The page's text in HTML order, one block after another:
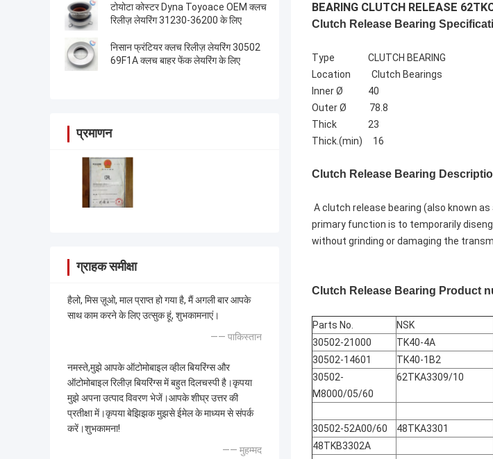
टोयोटा कोस्टर Dyna Toyoace OEM क्लच
रिलीज़ लेयरिंग 31230-36200 के लिए
निसान फ्रंटियर क्लच रिलीज़ लेयरिंग 30502
69F1A क्लच बाहर फेंक लेयरिंग के लिए
प्रमाणन
ग्राहक समीक्षा
हैलो, मिस ज़ूओ, माल प्राप्त हो गया है, मैं अगली बार आपके
साथ काम करने के लिए उत्सुक हूं, शुभकामनाएं।
—— पाकिस्तान
नमस्ते,मुझे आपके ऑटोमोबाइल व्हील बियरिंग्स और
ऑटोमोबाइल रिलीज़ बियरिंग्स में बहुत दिलचस्पी है।कृपया
मुझे अपना उत्पाद विवरण भेजें।आपके शीघ्र उत्तर की
प्रतीक्षा में।कृपया बेझिझक मुझसे ईमेल के माध्यम से संपर्क
करें।शुभकामना!
—— मुहम्मद
BEARING CLUTCH RELEASE
Clutch Release Bearing
Type CLUTCH BEARING
Location Clutch Bearings
Inner Ø 40
Outer Ø 78.8
Thick 23
Thick.(min) 16
Clutch Release Bearing
A clutch release bearing (also known
primary function is to temporarily
without grinding or damaging the
Clutch Release Bearing Product
Parts No. NSK
30502-21000
TK40-4A
30502-14601
TK40-1B2
30502-
M8000/05/60
62TKA3309/10
30502-52A00/60 48TKA3301
48TKB3302A